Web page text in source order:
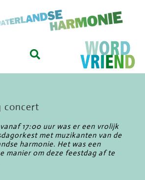
concert
17:00 uur was er een vrolijk
met muzikanten van de
harmonie. Het was een
manier om deze feestdag af te